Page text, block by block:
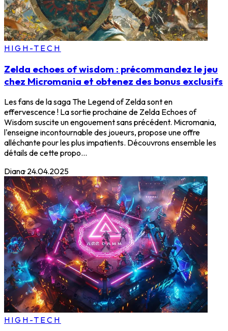
HIGH-TECH
Zelda echoes of wisdom : précommandez le jeu
chez Micromania et obtenez des bonus exclusifs
Les fans de la saga The Legend of Zelda sont en
effervescence ! La sortie prochaine de Zelda Echoes of
Wisdom suscite un engouement sans précédent. Micromania,
l'enseigne incontournable des joueurs, propose une offre
alléchante pour les plus impatients. Découvrons ensemble les
détails de cette propo...
Diana· 24.04.2025
HIGH-TECH